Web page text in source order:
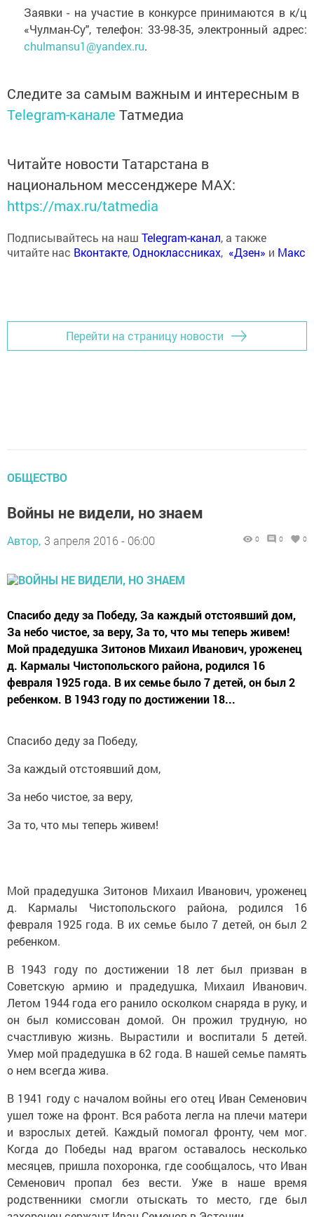
Заявки - на участие в конкурсе принимаются в к/ц
«Чулман-Су", телефон: 33-98-35, электронный адрес:
chulmansu1@yandex.ru.
Следите за самым важным и интересным в
Telegram-канале Татмедиа
Читайте новости Татарстана в
национальном мессенджере MАХ:
https://max.ru/tatmedia
Подписывайтесь на наш Telegram-канал, а также
читайте нас Вконтакте,Одноклассниках, «Дзен» и Макс
Перейти на страницу новости
ОБЩЕСТВО
Войны не видели, но знаем
Автор, 3 апреля 2016 - 06:00 0 0 0
Спасибо деду за Победу, За каждый отстоявший дом,
За небо чистое, за веру, За то, что мы теперь живем!
Мой прадедушка Зитонов Михаил Иванович, уроженец
д. Кармалы Чистопольского района, родился 16
февраля 1925 года. В их семье было 7 детей, он был 2
ребенком. В 1943 году по достижении 18...
Спасибо деду за Победу,
За каждый отстоявший дом,
За небо чистое, за веру,
За то, что мы теперь живем!
Мой прадедушка Зитонов Михаил Иванович, уроженец
д. Кармалы Чистопольского района, родился 16
февраля 1925 года. В их семье было 7 детей, он был 2
ребенком.
В 1943 году по достижении 18 лет был призван в
Советскую армию и прадедушка, Михаил Иванович.
Летом 1944 года его ранило осколком снаряда в руку, и
он был комиссован домой. Он прожил трудную, но
счастливую жизнь. Вырастили и воспитали 5 детей.
Умер мой прадедушка в 62 года. В нашей семье память
о нем всегда жива.
В 1941 году с началом войны его отец Иван Семенович
ушел тоже на фронт. Вся работа легла на плечи матери
и взрослых детей. Каждый помогал фронту, чем мог.
Когда до Победы над врагом оставалось несколько
месяцев, пришла похоронка, где сообщалось, что Иван
Семенович пропал без вести. Уже в наше время
родственники смогли отыскать то место, где был